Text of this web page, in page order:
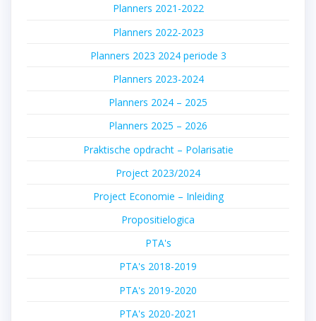
Planners 2021-2022
Planners 2022-2023
Planners 2023 2024 periode 3
Planners 2023-2024
Planners 2024 – 2025
Planners 2025 – 2026
Praktische opdracht – Polarisatie
Project 2023/2024
Project Economie – Inleiding
Propositielogica
PTA's
PTA's 2018-2019
PTA's 2019-2020
PTA's 2020-2021